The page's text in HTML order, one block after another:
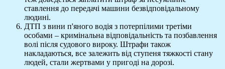
ставлення до передачі машини безвідповідальному
людині.
ДТП з вини п'яного водія з потерпілими третіми
особами – кримінальна відповідальність та позбавлення
волі після судового вироку. Штрафи також
накладаються, все залежить від ступеня тяжкості стану
людей, стали жертвами у пригоді на дорозі.